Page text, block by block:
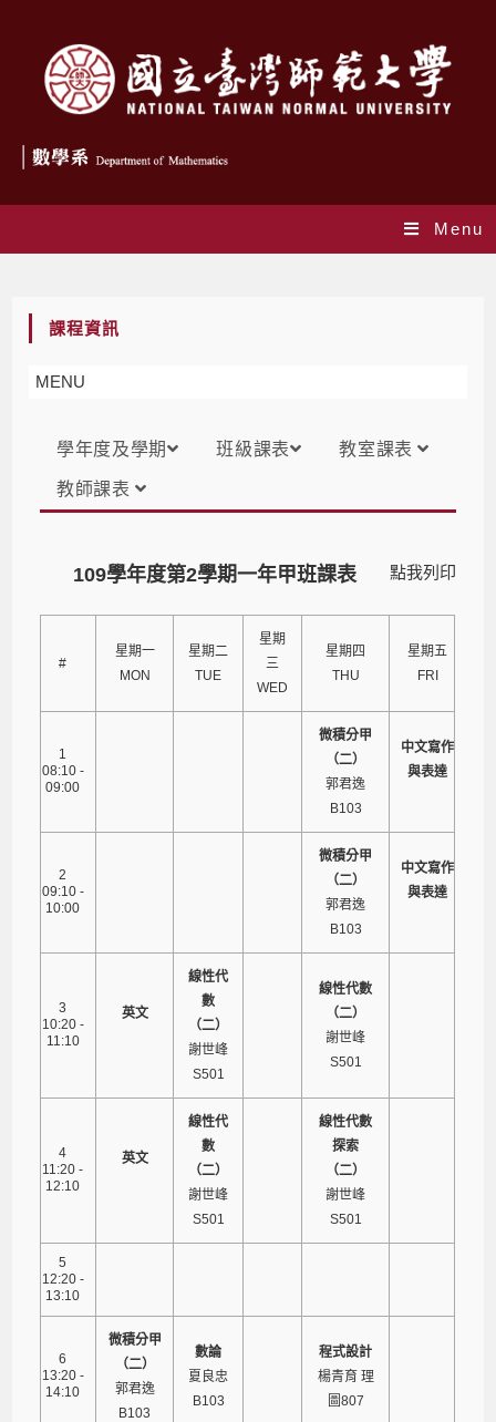
Menu
課程資訊
MENU
學年度及學期 班級課表 教室課表
教師課表
點我列印
109學年度第2學期一年甲班課表
#
星期一
MON
星期二
TUE
星期
三
WED
星期四
THU
星期五
FRI
1
08:10 -
09:00
微積分甲
（二）
郭君逸
B103
中文寫作
與表達
2
09:10 -
10:00
微積分甲
（二）
郭君逸
B103
中文寫作
與表達
3
10:20 -
11:10
英文
線性代
數
（二）
謝世峰
S501
線性代數
（二）
謝世峰
S501
4
11:20 -
12:10
英文
線性代
數
（二）
謝世峰
S501
線性代數
探索
（二）
謝世峰
S501
5
12:20 -
13:10
6
13:20 -
14:10
微積分甲
（二）
郭君逸
B103
數論
夏良忠
B103
程式設計
楊青育 理
圖807